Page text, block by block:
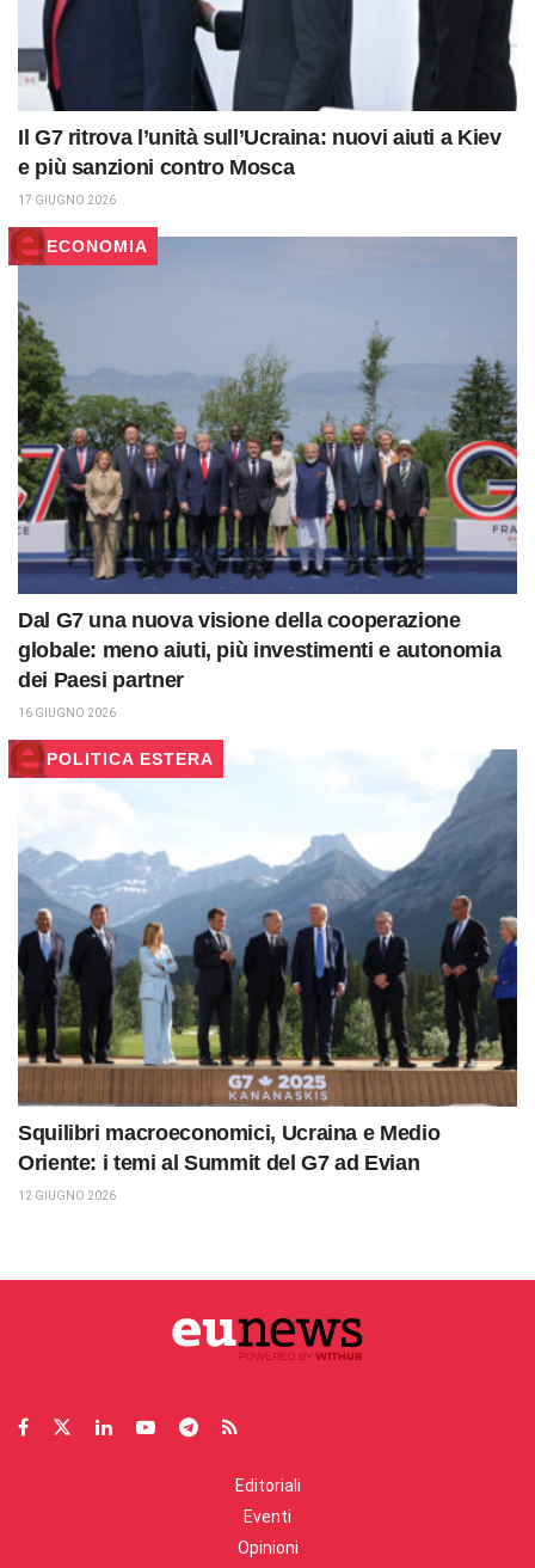
Il G7 ritrova l’unità sull’Ucraina: nuovi aiuti a Kiev
e più sanzioni contro Mosca
17 GIUGNO 2026
ECONOMIA
Dal G7 una nuova visione della cooperazione
globale: meno aiuti, più investimenti e autonomia
dei Paesi partner
16 GIUGNO 2026
POLITICA ESTERA
Squilibri macroeconomici, Ucraina e Medio
Oriente: i temi al Summit del G7 ad Evian
12 GIUGNO 2026
Editoriali
Eventi
Opinioni